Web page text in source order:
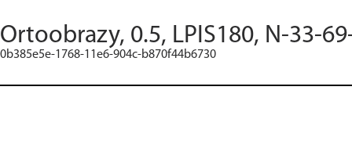
Ortoobrazy, 0.5, LPIS180, N-33-
0b385e5e-1768-11e6-904c-b870f44b6730